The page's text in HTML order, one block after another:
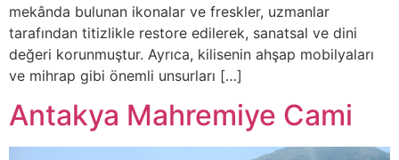
mekânda bulunan ikonalar ve freskler, uzmanlar
tarafından titizlikle restore edilerek, sanatsal ve dini
değeri korunmuştur. Ayrıca, kilisenin ahşap mobilyaları
ve mihrap gibi önemli unsurları […]
Antakya Mahremiye Cami